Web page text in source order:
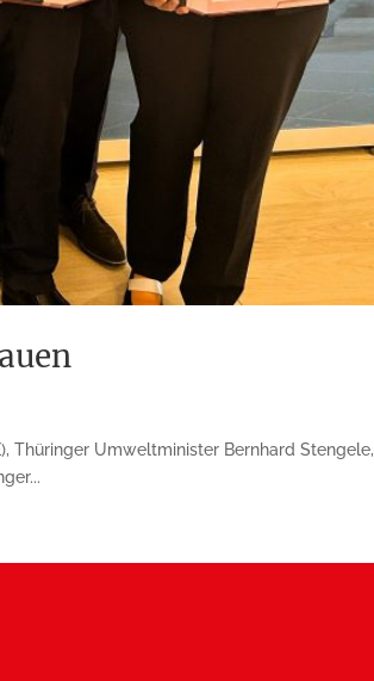
Thüringer Umweltminister Bernhard Stengele,